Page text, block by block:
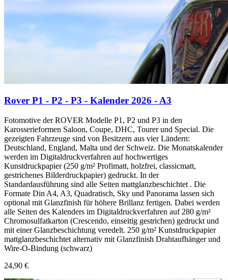
Rover P1 - P2 - P3 - Kalender 2026 - A3
Fotomotive der ROVER Modelle P1, P2 und P3 in den
Karosserieformen Saloon, Coupe, DHC, Tourer und Special. Die
gezeigten Fahrzeuge sind von Besitzern aus vier Ländern:
Deutschland, England, Malta und der Schweiz. Die Monatskalender
werden im Digitaldruckverfahren auf hochwertiges
Kunstdruckpapier (250 g/m² Profimatt, holzfrei, classicmatt,
gestrichenes Bilderdruckpapier) gedruckt. In der
Standardausführung sind alle Seiten mattglanzbeschichtet . Die
Formate Din A4, A3, Quadratisch, Sky und Panorama lassen sich
optional mit Glanzfinish für höhere Brillanz fertigen. Dabei werden
alle Seiten des Kalenders im Digitaldruckverfahren auf 280 g/m²
Chromosulfatkarton (Crescendo, einseitig gestrichen) gedruckt und
mit einer Glanzbeschichtung veredelt. 250 g/m² Kunstdruckpapier
mattglanzbeschichtet alternativ mit Glanzfinish Drahtaufhänger und
Wire-O-Bindung (schwarz)
24,90 €